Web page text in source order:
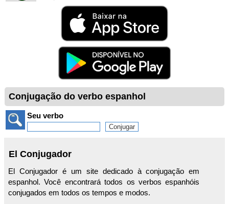
Conjugação do verbo espanhol
Seu verbo
El Conjugador
El Conjugador é um site dedicado à conjugação em
espanhol. Você encontrará todos os verbos espanhóis
conjugados em todos os tempos e modos.